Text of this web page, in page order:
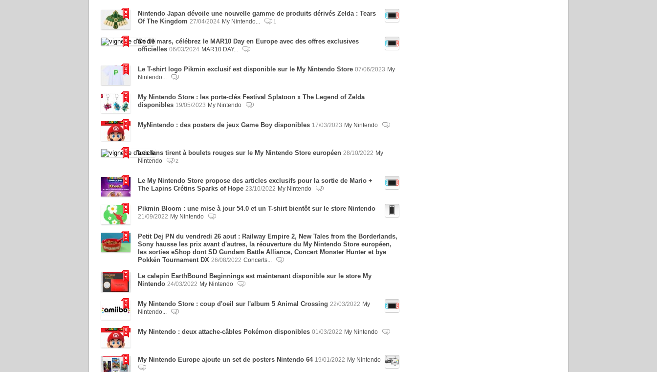
Nintendo Japan dévoile une nouvelle gamme de produits dérivés Zelda : Tears
Of The Kingdom 27/04/2024 My Nintendo... 1
Ce 10 mars, célébrez le MAR10 Day en Europe avec des offres exclusives
officielles 06/03/2024 MAR10 DAY...
Le T-shirt logo Pikmin exclusif est disponible sur le My Nintendo Store 07/06/2023 My
Nintendo...
My Nintendo Store : les porte-clés Festival Splatoon x The Legend of Zelda
disponibles 19/05/2023 My Nintendo
MyNintendo : des posters de jeux Game Boy disponibles 17/03/2023 My Nintendo
Les fans tirent à boulets rouges sur le My Nintendo Store européen 28/10/2022 My
Nintendo
2
Le My Nintendo Store propose des articles exclusifs pour la sortie de Mario +
The Lapins Crétins Sparks of Hope 23/10/2022 My Nintendo
Pikmin Bloom : une mise à jour 54.0 et un T-shirt bientôt sur le store Nintendo
21/09/2022 My Nintendo
Petit Dej PN du vendredi 26 aout : Railway Empire 2, New Tales from the Borderlands,
Sony hausse les prix avant d'autres, la réouverture du My Nintendo Store européen,
les sorties eShop dont SD Gundam Battle Alliance, Concert Monster Hunter et bye
Pokkén Tournament DX 26/08/2022 Concerts...
Le calepin EarthBound Beginnings est maintenant disponible sur le store My
Nintendo 24/03/2022 My Nintendo
My Nintendo Store : coup d'oeil sur l'album 5 Animal Crossing 22/03/2022 My
Nintendo...
My Nintendo : deux attache-câbles Pokémon disponibles 01/03/2022 My Nintendo
My Nintendo Europe ajoute un set de posters Nintendo 64 19/01/2022 My Nintendo